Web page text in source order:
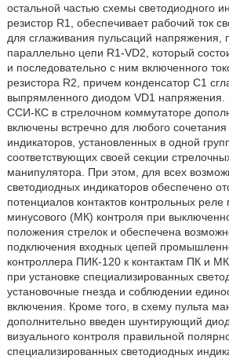
остальной частью схемы светодиодного
резистор R1, обеспечивает рабочий ток
для сглаживания пульсаций напряжения,
параллельно цепи R1-VD2, который
и последовательно с ним включенного
резистора R2, причем конденсатор С1
выпрямленного диодом VD1
ССИ-КС в стрелочном коммутаторе
включены встречно для любого
индикаторов, установленных в одной
соответствующих своей секции
манипулятора. При этом, для всех
светодиодных индикаторов обеспечено
потенциалов контактов контрольных
минусового (МК) контроля при
положения стрелок и обеспечена
подключения входных цепей
контроллера ПИК-120 к контактам ПК и
при установке специализированных
установочные гнезда и соблюдении
включения. Кроме того, в схему пульта
дополнительно введен шунтирующий
визуального контроля правильной
специализированных светодиодных